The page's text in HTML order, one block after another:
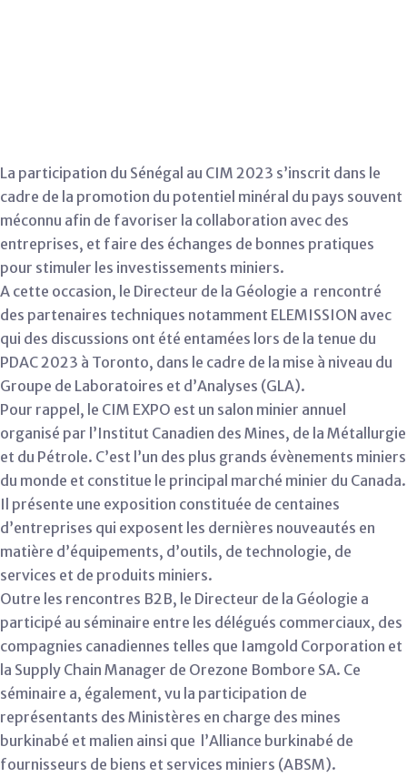
La participation du Sénégal au CIM 2023 s’inscrit dans le
cadre de la promotion du potentiel minéral du pays souvent
méconnu afin de favoriser la collaboration avec des
entreprises, et faire des échanges de bonnes pratiques
pour stimuler les investissements miniers.
A cette occasion, le Directeur de la Géologie a rencontré
des partenaires techniques notamment ELEMISSION avec
qui des discussions ont été entamées lors de la tenue du
PDAC 2023 à Toronto, dans le cadre de la mise à niveau du
Groupe de Laboratoires et d’Analyses (GLA).
Pour rappel, le CIM EXPO est un salon minier annuel
organisé par l’Institut Canadien des Mines, de la Métallurgie
et du Pétrole. C’est l’un des plus grands évènements miniers
du monde et constitue le principal marché minier du Canada.
Il présente une exposition constituée de centaines
d’entreprises qui exposent les dernières nouveautés en
matière d’équipements, d’outils, de technologie, de
services et de produits miniers.
Outre les rencontres B2B, le Directeur de la Géologie a
participé au séminaire entre les délégués commerciaux, des
compagnies canadiennes telles que Iamgold Corporation et
la Supply Chain Manager de Orezone Bombore SA. Ce
séminaire a, également, vu la participation de
représentants des Ministères en charge des mines
burkinabé et malien ainsi que l’Alliance burkinabé de
fournisseurs de biens et services miniers (ABSM).